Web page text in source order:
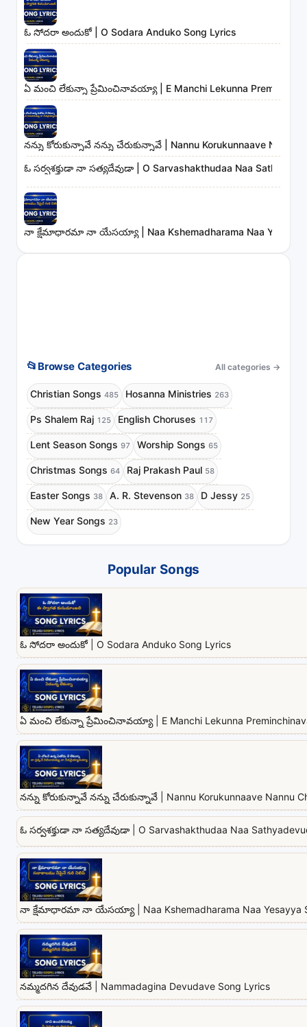
ఓ సోదరా అందుకో | O Sodara Anduko Song Lyrics
ఏ మంచి లేకున్నా ప్రేమించినావయ్యా | E Manchi Lekunna
నన్ను కోరుకున్నావే నన్ను చేరుకున్నావే | Nannu Korukunnaave Nannu
ఓ సర్వశక్తుడా నా సత్యదేవుడా | O Sarvashakthudaa Naa
నా క్షేమాధారమా నా యేసయ్యా | Naa Kshemadharama Naa Yesayya
📂 Browse Categories All categories →
Christian Songs 485 Hosanna Ministries 263
Ps Shalem Raj 125 English Choruses 117
Lent Season Songs 97 Worship Songs 65
Christmas Songs 64 Raj Prakash Paul 58
Easter Songs 38 A. R. Stevenson 38 D Jessy 25
New Year Songs 23
Popular Songs
ఓ సోదరా అందుకో | O Sodara Anduko Song Lyrics
ఏ మంచి లేకున్నా ప్రేమించినావయ్యా | E Manchi Lekunna
నన్ను కోరుకున్నావే నన్ను చేరుకున్నావే | Nannu Korukunnaave Nannu
ఓ సర్వశక్తుడా నా సత్యదేవుడా | O Sarvashakthudaa Naa
నా క్షేమాధారమా నా యేసయ్యా | Naa Kshemadharama Naa Yesayya
నమ్మదగిన దేవుడవే | Nammadagina Devudave Song Lyrics